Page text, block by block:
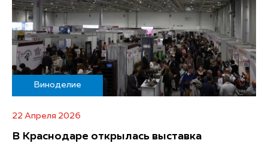
Виноделие
22 Апреля 2026
В Краснодаре открылась выставка